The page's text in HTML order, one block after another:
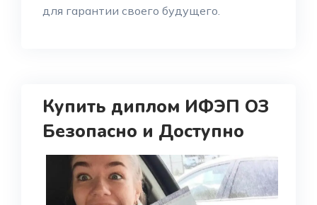
для гарантии своего будущего.
Купить диплом ИФЭП ОЗ
Безопасно и Доступно